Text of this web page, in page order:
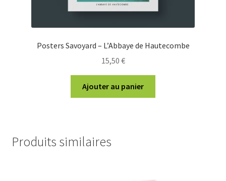
Posters Savoyard – L’Abbaye de Hautecombe
15,50 €
Ajouter au panier
Produits similaires